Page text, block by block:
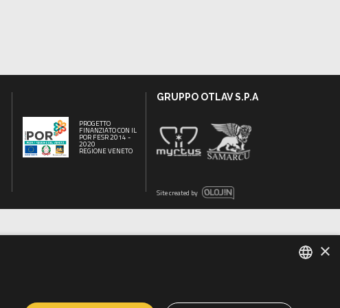
PROGETTO
FINANZIATO CON IL
POR FESR 2014 -
2020
REGIONE VENETO
GRUPPO OTLAV S.P.A
Site created by
×